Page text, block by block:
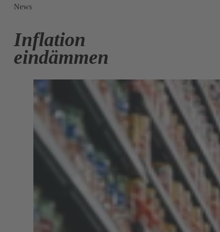
News
Inflation
eindämmen